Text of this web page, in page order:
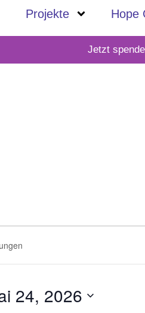
Projekte Hope
Jetzt
24, 2026